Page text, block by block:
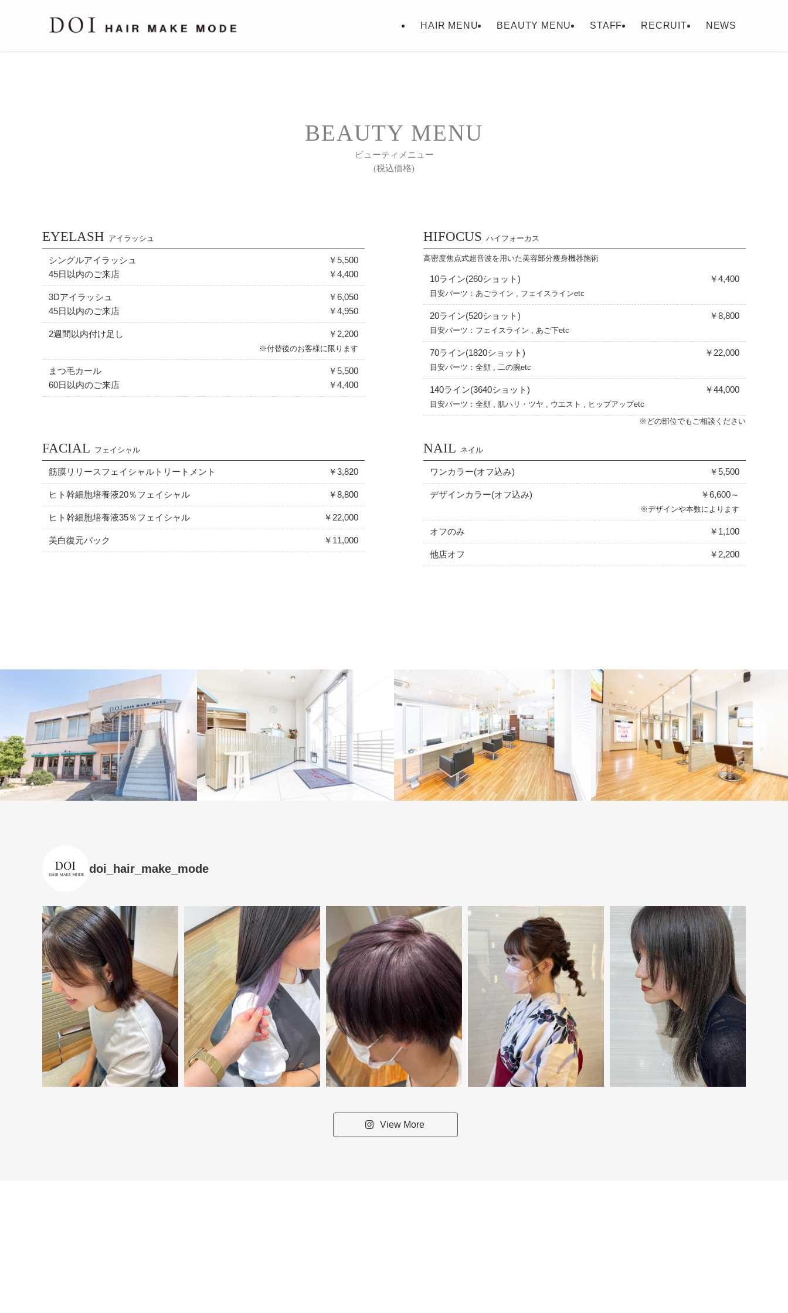
HAIR MENU BEAUTY MENU STAFF RECRUIT NEWS
BEAUTY MENU
ビューティメニュー
(税込価格)
EYELASH アイラッシュ
シングルアイラッシュ
45日以内のご来店
￥5,500
￥4,400
3Dアイラッシュ
45日以内のご来店
￥6,050
￥4,950
2週間以内付け足し ￥2,200
※付替後のお客様に限ります
まつ毛カール
60日以内のご来店
￥5,500
￥4,400
HIFOCUS ハイフォーカス
高密度焦点式超音波を用いた美容部分痩身機器施術
10ライン(260ショット)
目安パーツ：あごライン , フェイスラインetc
￥4,400
20ライン(520ショット)
目安パーツ：フェイスライン , あご下etc
￥8,800
70ライン(1820ショット)
目安パーツ：全顔 , 二の腕etc
￥22,000
140ライン(3640ショット)
目安パーツ：全顔 , 肌ハリ・ツヤ , ウエスト , ヒップアップetc
￥44,000
※どの部位でもご相談ください
FACIAL フェイシャル
筋膜リリースフェイシャルトリートメント ￥3,820
ヒト幹細胞培養液20％フェイシャル ￥8,800
ヒト幹細胞培養液35％フェイシャル ￥22,000
美白復元パック ￥11,000
NAIL ネイル
ワンカラー(オフ込み) ￥5,500
デザインカラー(オフ込み) ￥6,600～
※デザインや本数によります
オフのみ ￥1,100
他店オフ ￥2,200
doi_hair_make_mode
View More